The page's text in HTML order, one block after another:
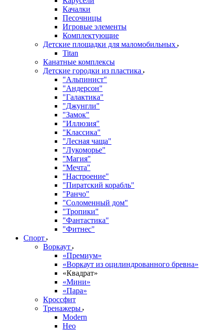
Качалки
Песочницы
Игровые элементы
Комплектующие
Детские площадки для маломобильных
Titan
Канатные комплексы
Детские городки из пластика
"Альпинист"
"Андерсон"
"Галактика"
"Джунгли"
"Замок"
"Иллюзия"
"Классика"
"Лесная чаща"
"Лукоморье"
"Магия"
"Мечта"
"Настроение"
"Пиратский корабль"
"Ранчо"
"Соломенный дом"
"Тропики"
"Фантастика"
"Фитнес"
Спорт
Воркаут
«Премиум»
«Воркаут из оцилиндрованного бревна»
«Квадрат»
«Мини»
«Пара»
Кроссфит
Тренажеры
Modern
Нео